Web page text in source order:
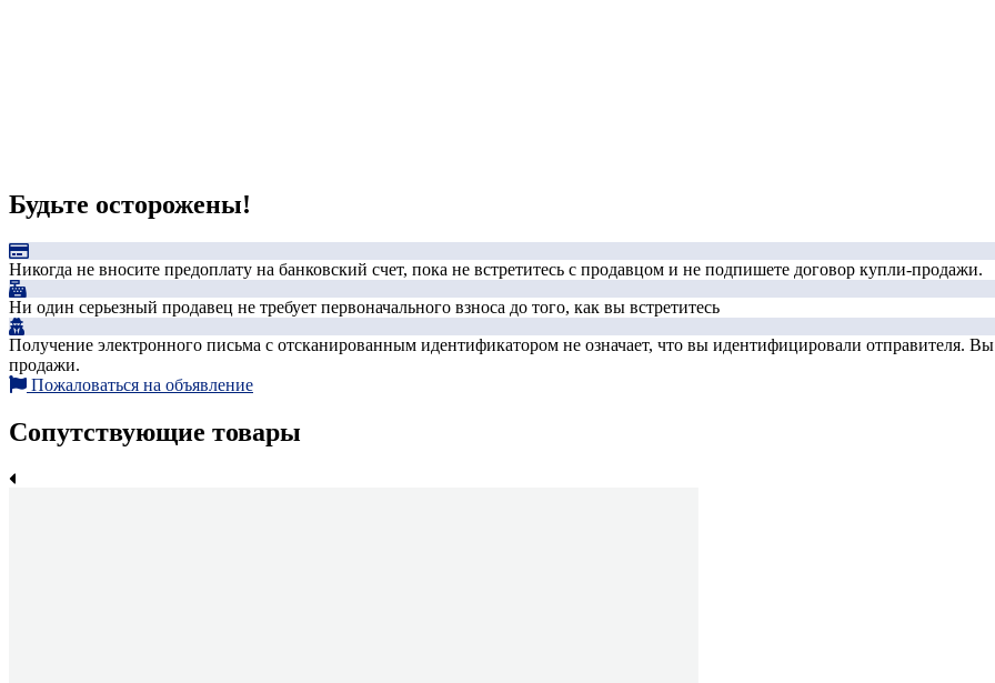
Будьте осторожены!
Никогда не вносите предоплату на банковский счет, пока не встретитесь с продавцом и не подпишете договор купли-продажи.
Ни один серьезный продавец не требует первоначального взноса до того, как вы встретитесь
Получение электронного письма с отсканированным идентификатором не означает, что вы идентифицировали отправителя. Вы
продажи.
Пожаловаться на объявление
Сопутствующие товары